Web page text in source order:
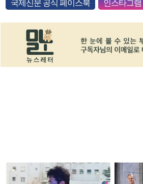
국제신문 공식 페이스북 인스타그램